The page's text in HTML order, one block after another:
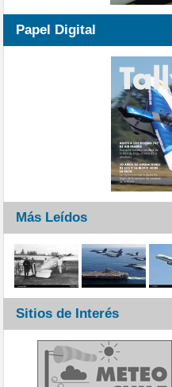
Papel Digital
Más Leídos
Sitios de Interés